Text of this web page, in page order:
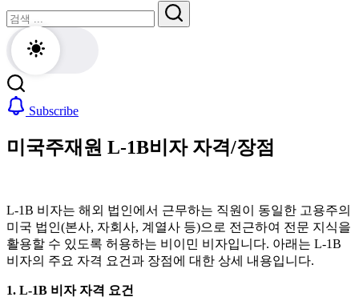
닫
기
검
색
검
Subscribe
미국주재원 L-1B비자 자격/장점
L-1B 비자는 해외 법인에서 근무하는 직원이 동일한 고용주의
미국 법인(본사, 자회사, 계열사 등)으로 전근하여 전문 지식을
활용할 수 있도록 허용하는 비이민 비자입니다. 아래는 L-1B
비자의 주요 자격 요건과 장점에 대한 상세 내용입니다.
1. L-1B 비자 자격 요건